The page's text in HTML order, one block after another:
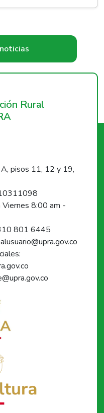
Rural
pisos 11, 12 y 19,
Viernes 8:00 am -
801 6445